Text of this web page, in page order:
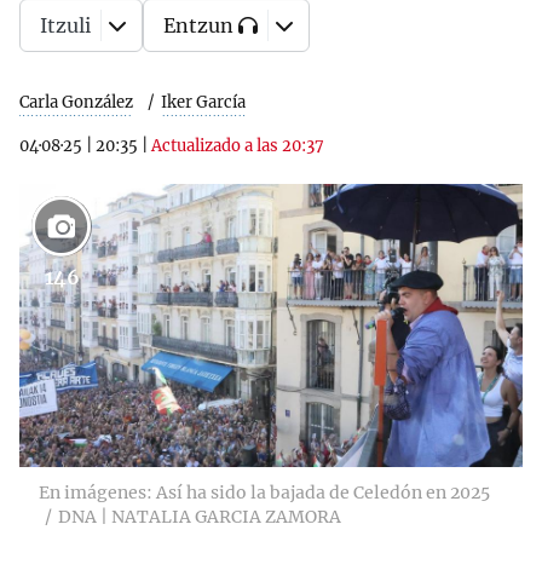
Carla González Iker García
04·08·25 20:35 |Actualizado a las 20:37
Itzuli Entzun
146
En imágenes: Así ha sido la bajada de Celedón en 2025
DNA | NATALIA GARCIA ZAMORA